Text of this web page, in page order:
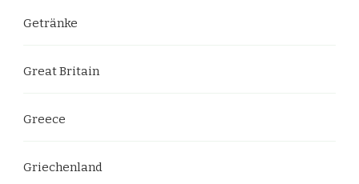
Getränke
Great Britain
Greece
Griechenland